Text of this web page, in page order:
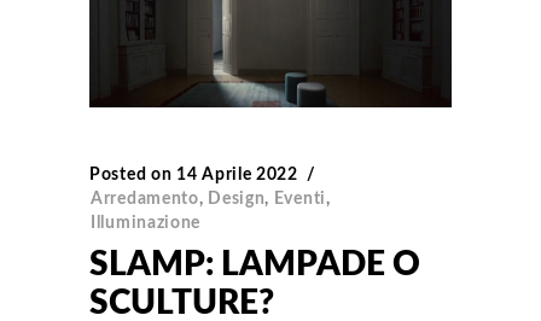
Posted on 14 Aprile 2022
Arredamento, Design, Eventi,
Illuminazione
SLAMP: LAMPADE O
SCULTURE?